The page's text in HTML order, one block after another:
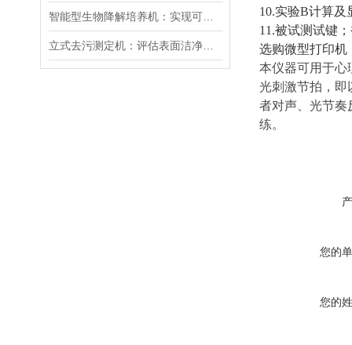
10.实验B计算及
11.被试测试键
选购微型打印机
本仪器可用于心
光刺激节拍，即
者对声、光节奏
练。
您的
您的